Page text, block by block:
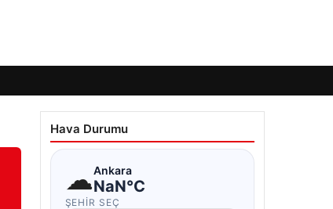
Hava Durumu
☁Ankara
NaN°C
ŞEHIR SEÇ